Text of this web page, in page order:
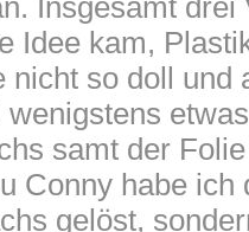
Idee kam,
nicht so doll und
samt der
Conny habe
gelöst,